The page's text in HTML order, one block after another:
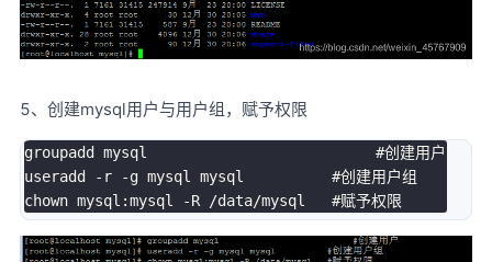
5、创建mysql用户与用户组，赋予权限
groupadd mysql                          #创建用户
useradd
- r -g mysql mysql          #创建用户组
chown mysql :mysql -R /data/